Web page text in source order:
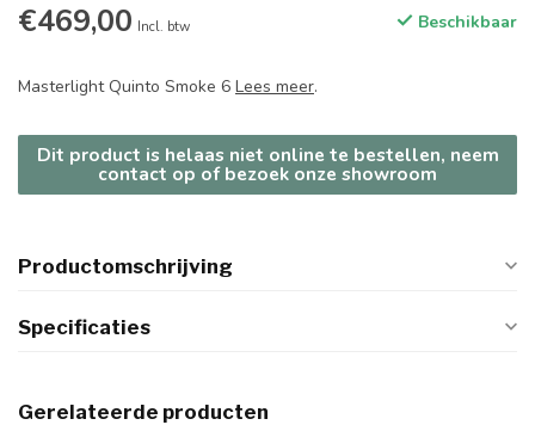
€469,00 Incl. btw Beschikbaar
Masterlight Quinto Smoke 6 Lees meer.
Dit product is helaas niet online te bestellen, neem
contact op of bezoek onze showroom
Productomschrijving
Specificaties
Gerelateerde producten